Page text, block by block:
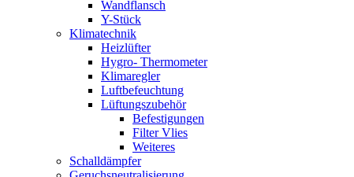
Wandflansch
Y-Stück
Klimatechnik
Heizlüfter
Hygro- Thermometer
Klimaregler
Luftbefeuchtung
Lüftungszubehör
Befestigungen
Filter Vlies
Weiteres
Schalldämpfer